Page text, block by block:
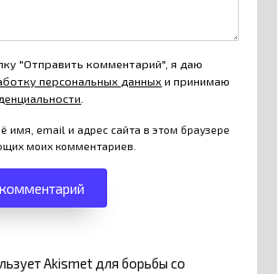
"Отправить комментарий", я даю
персональных данныхи принимаю
.
имя, email и адрес сайта в этом браузере
моих комментариев.
Akismet для борьбы со